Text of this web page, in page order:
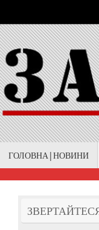
to
content
ГОЛОВНА|НОВИНИ